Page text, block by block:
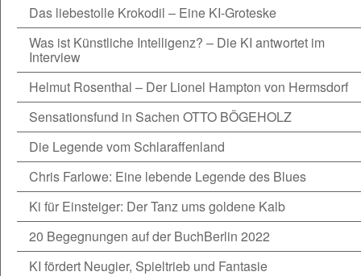
Das liebestolle Krokodil – Eine KI-Groteske
Was ist Künstliche Intelligenz? – Die KI antwortet im
Interview
Helmut Rosenthal – Der Lionel Hampton von Hermsdorf
Sensationsfund in Sachen OTTO BÖGEHOLZ
Die Legende vom Schlaraffenland
Chris Farlowe: Eine lebende Legende des Blues
Ki für Einsteiger: Der Tanz ums goldene Kalb
20 Begegnungen auf der BuchBerlin 2022
KI fördert Neugier, Spieltrieb und Fantasie